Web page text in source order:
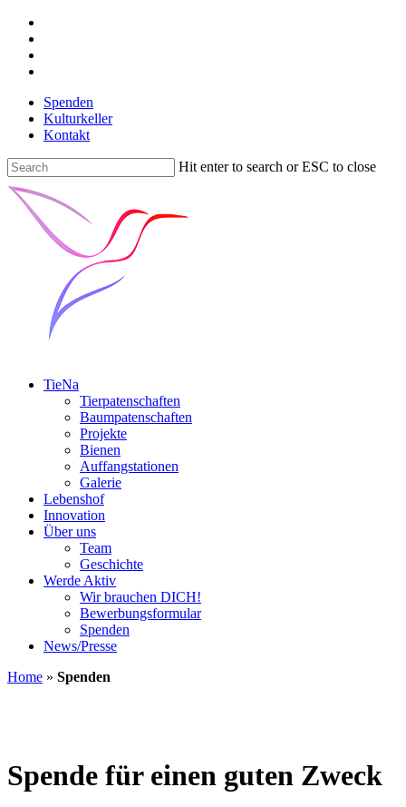
Spenden
Kulturkeller
Kontakt
Hit enter to search or ESC to close
TieNa
Tierpatenschaften
Baumpatenschaften
Projekte
Bienen
Auffangstationen
Galerie
Lebenshof
Innovation
Über uns
Team
Geschichte
Werde Aktiv
Wir brauchen DICH!
Bewerbungsformular
Spenden
News/Presse
Home » Spenden
Spende für einen guten Zweck